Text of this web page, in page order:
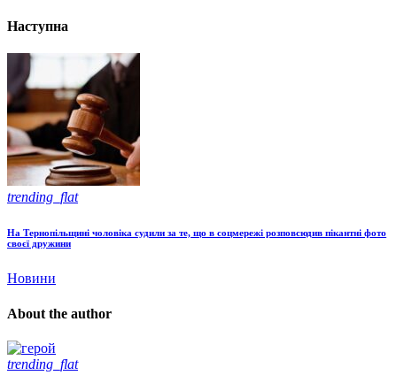
Наступна
trending_flat
На Тернопільщині чоловіка судили за те, що в соцмережі розповсюдив пікантні фото
своєї дружини
Новини
About the author
trending_flat